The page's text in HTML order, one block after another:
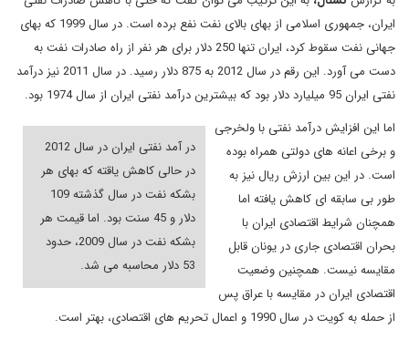
ایران، جمهوری اسلامی از بهای بالای نفت نفع برده است. در سال 1999 که بهای
جهانی نفت سقوط کرد، ایران تنها 250 دلار برای هر نفر از راه صادرات نفت به
دست می آورد. این رقم در سال 2012 به 875 دلار رسید. در سال 2011 نیز درآمد
نفتی ایران 95 میلیارد دلار بود که بیشترین درآمد نفتی ایران از سال 1974 بود.
در آمد نفتی ایران در سال 2012
در حالی کاهش یاقته که بهای هر
بشکه نفت در سال گذشته 109
دلار و 45 سنت بود. اما قیمت هر
بشکه نفت در سال 2009، حدود
53 دلار محاسبه می شد.
اما این افزایش درآمد نفتی با ولخرجی
و برخی اعانه های دولتی همراه بوده
است. در این بین ارزش ریال نیز به
طور بی سابقه ای کاهش یافته اما
همچنان شرایط اقتصادی ایران با
بحران اقتصادی جاری در یونان قابل
مقایسه نیست. همچنین وضعیت
اقتصادی ایران در مقایسه با عراق پس
از حمله به کویت در سال 1990 و اعمال تحریم های اقتصادی، بهتر است.